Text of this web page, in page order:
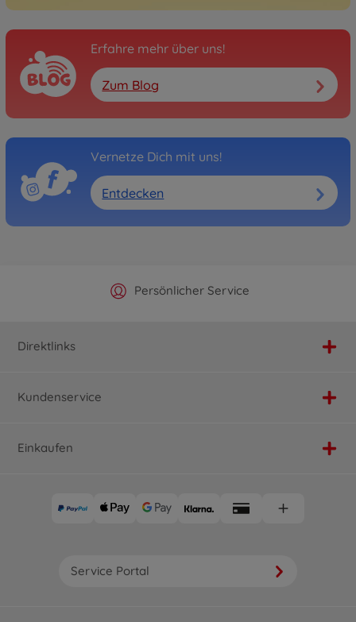
Erfahre mehr über uns!
Zum Blog
Vernetze Dich mit uns!
Entdecken
Offizieller Hersteller Shop
Persönlicher Service
Versandkostenfrei ab 25€
Schnelle Lieferung
Direktlinks
Kundenservice
Einkaufen
Service Portal